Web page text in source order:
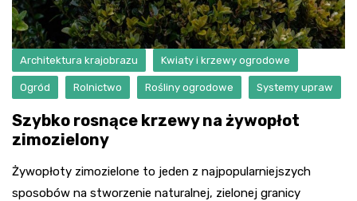
Architektura krajobrazu Kwiaty i krzewy ogrodowe
Ogród Rolnictwo Rośliny ogrodowe Systemy upraw
Szybko rosnące krzewy na żywopłot
zimozielony
Żywopłoty zimozielone to jeden z najpopularniejszych
sposobów na stworzenie naturalnej, zielonej granicy